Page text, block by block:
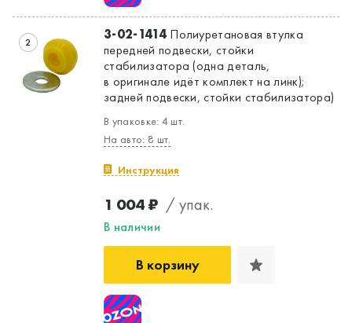
Да, верно Нет, выбрать другой
2 3-02-1414Полиуретановая втулка
передней подвески, стойки
стабилизатора (одна деталь,
в оригинале идёт комплект на линк);
задней подвески, стойки стабилизатора)
В упаковке: 4 шт.
На авто: 8 шт.
Инструкция
1 004 ₽ / упак.
В наличии
В корзину